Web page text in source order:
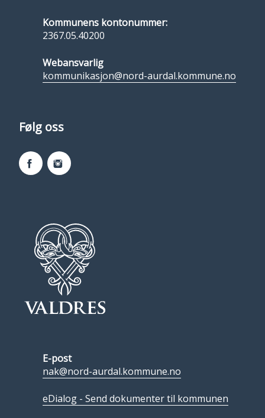
Kommunens kontonummer:
2367.05.40200
Webansvarlig
kommunikasjon@nord-aurdal.kommune.no
Følg oss
FacebookInstagram
E-post
nak@nord-aurdal.kommune.no
eDialog - Send dokumenter til kommunen